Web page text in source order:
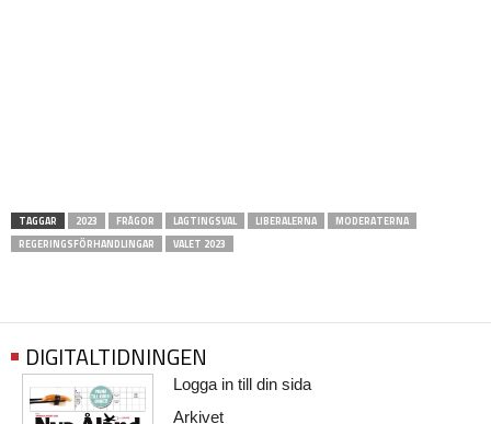
TAGGAR 2023 FRÅGOR LAGTINGSVAL LIBERALERNA
MODERATERNA
REGERINGSFÖRHANDLINGAR
VALET 2023
DIGITALTIDNINGEN
Logga in till din sida
Arkivet